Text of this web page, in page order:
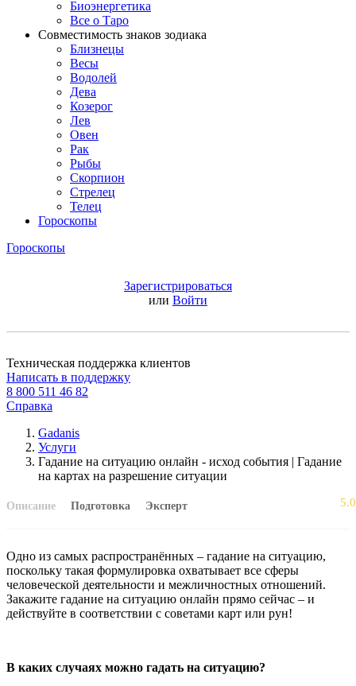
Биоэнергетика
Все о Таро
Совместимость знаков зодиака
Близнецы
Весы
Водолей
Дева
Козерог
Лев
Овен
Рак
Рыбы
Скорпион
Стрелец
Телец
Гороскопы
Гороскопы
Зарегистрироваться
или Войти
Техническая поддержка клиентов
Написать в поддержку
8 800 511 46 82
Справка
Gadanis
Услуги
Гадание на ситуацию онлайн - исход события | Гадание
на картах на разрешение ситуации
5.0
Описание Подготовка Эксперт
Одно из самых распространённых – гадание на ситуацию,
поскольку такая формулировка охватывает все сферы
человеческой деятельности и межличностных отношений.
Закажите гадание на ситуацию онлайн прямо сейчас – и
действуйте в соответствии с советами карт или рун!
В каких случаях можно гадать на ситуацию?